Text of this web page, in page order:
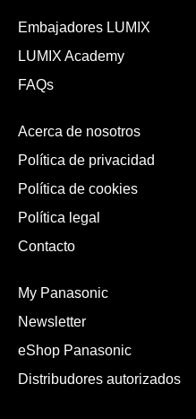
Embajadores LUMIX
LUMIX Academy
FAQs
Acerca de nosotros
Política de privacidad
Política de cookies
Política legal
Contacto
My Panasonic
Newsletter
eShop Panasonic
Distribudores autorizados